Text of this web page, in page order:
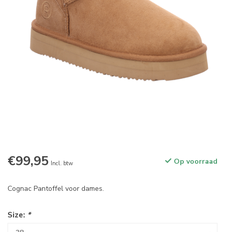
€99,95 Incl. btw Op voorraad
Cognac Pantoffel voor dames.
Size: *